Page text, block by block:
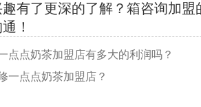
有了更深的了解？箱咨询加盟
！
点点奶茶加盟店有多大的利润吗？
一点点奶茶加盟店？